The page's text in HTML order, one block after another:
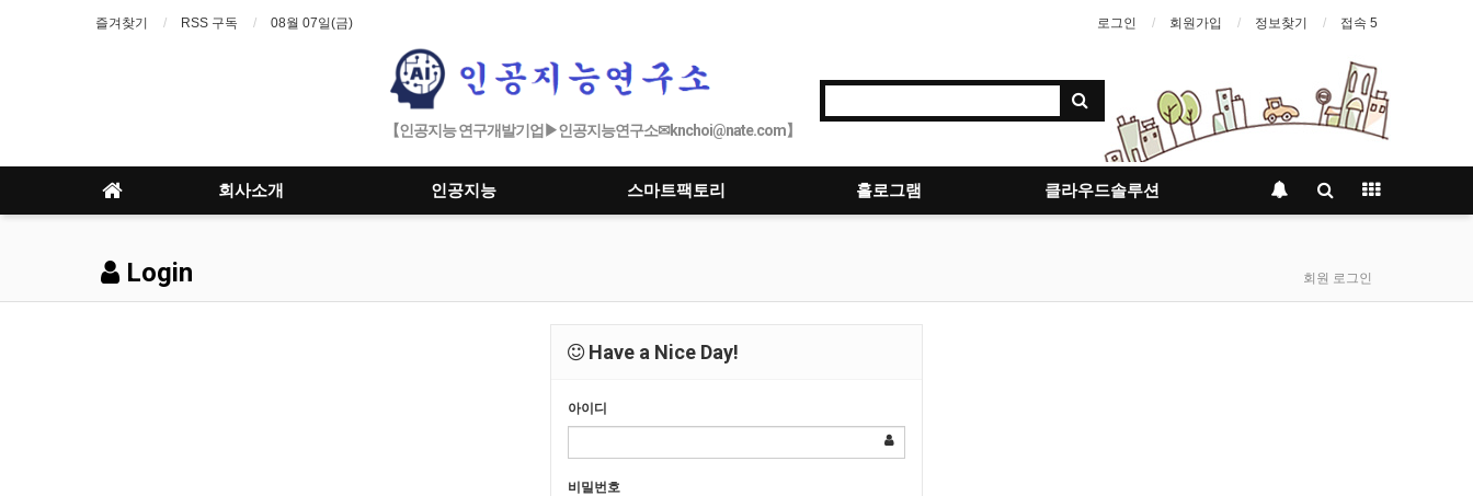
즐겨찾기 RSS 구독 08월 07일(금) 로그인 회원가입 정보찾기 접속 5
【인공지능 연구개발기업▶인공지능연구소✉knchoi@nate.com】
회사소개 인공지능 스마트팩토리 홀로그램 클라우드솔루션
Login 회원 로그인
Have a Nice Day!
아이디
비밀번호